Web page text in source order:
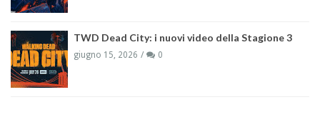
TWD Dead City: i nuovi video della Stagione 3
giugno 15, 2026 0